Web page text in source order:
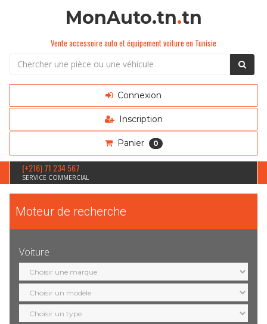
MonAuto.tn.tn
Vente accessoire auto et équipement voiture en Tunisie
Connexion
Inscription
Panier 0
(+216) 71 234 567
SERVICE COMMERCIAL
Moteur de recherche
Voiture
Sélection
marque
Sélection
modèle
Sélection
motorisation